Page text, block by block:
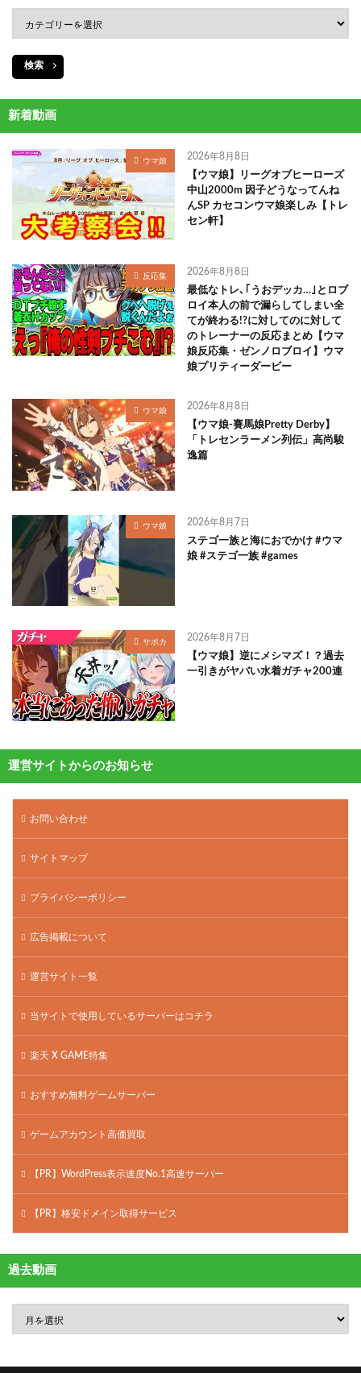
検索
新着動画
ウマ娘 2026年8月8日
【ウマ娘】リーグオブヒーローズ
中山2000m 因子どうなってんね
んSP カセコンウマ娘楽しみ【トレ
セン軒】
反応集 2026年8月8日
最低なトレ､｢うおデッカ…｣とロブ
ロイ本人の前で漏らしてしまい全
てが終わる!?に対してのに対して
のトレーナーの反応まとめ【ウマ
娘反応集・ゼンノロブロイ】ウマ
娘プリティーダービー
ウマ娘 2026年8月8日
【ウマ娘-賽馬娘Pretty Derby】
「トレセンラーメン列伝」高尚駿
逸篇
ウマ娘 2026年8月7日
ステゴ一族と海におでかけ #ウマ
娘 #ステゴ一族 #games
サポカ 2026年8月7日
【ウマ娘】逆にメシマズ！？過去
一引きがヤバい水着ガチャ200連
運営サイトからのお知らせ
お問い合わせ
サイトマップ
プライバシーポリシー
広告掲載について
運営サイト一覧
当サイトで使用しているサーバーはコチラ
楽天 X GAME特集
おすすめ無料ゲームサーバー
ゲームアカウント高価買取
【PR】WordPress表示速度No.1高速サーバー
【PR】格安ドメイン取得サービス
過去動画